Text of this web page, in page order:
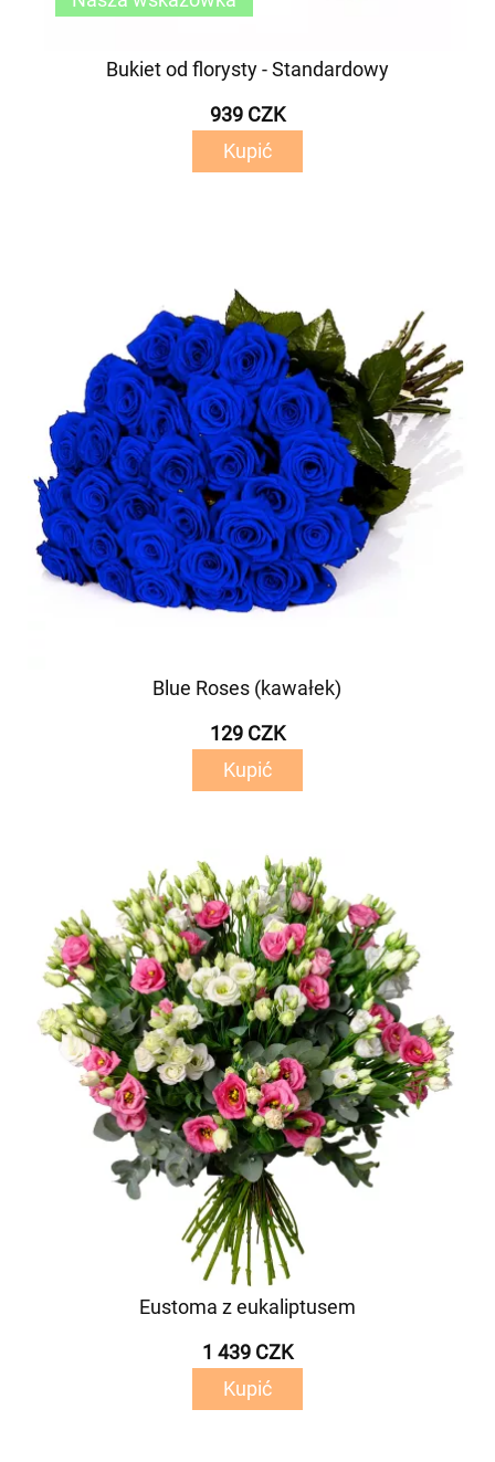
Bukiet od florysty - Standardowy
939 CZK
Kupić
Blue Roses (kawałek)
129 CZK
Kupić
Eustoma z eukaliptusem
1 439 CZK
Kupić